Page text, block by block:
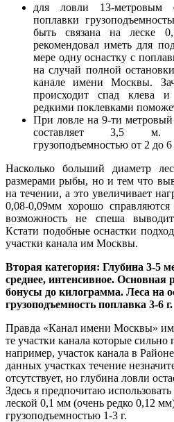
для ловли 13-метровым
поплавки
быть связана на леске
рекомендовал иметь для
мере одну оснастку с
на случай полной
канале имени Москвы.
происходит спад клева
редкими поклевками
При ловле на 9-ти
составляет 3,5 м.
грузоподъемностью от 2 до 6
Насколько больший диаметр
размерами рыбы, но и тем что
на течении, а это увеличивает
0,08-0,09мм хорошо
возможность не спеша
Кстати подобные оснастки
участки канала им Москвы.
Вторая категория: Глубина 3-5
среднее, интенсивное. Основная
бонусы до килограмма. Леса на
грузоподъемность поплавка 3-6 г.
Правда «Канал имени Москвы»
те участки канала которые
например, участок канала в
данных участках течение
отсутствует, но глубина ловли
Здесь я предпочитаю
леской 0,1 мм (очень редко 0,12
грузоподъемностью 1-3 г.